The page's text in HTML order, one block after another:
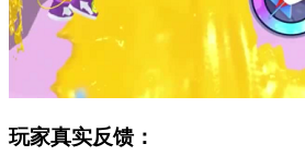
玩家真实反馈：